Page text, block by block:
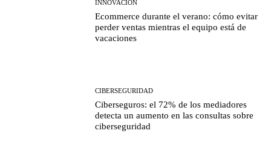
INNOVACIÓN
Ecommerce durante el verano: cómo evitar
perder ventas mientras el equipo está de
vacaciones
CIBERSEGURIDAD
Ciberseguros: el 72% de los mediadores
detecta un aumento en las consultas sobre
ciberseguridad